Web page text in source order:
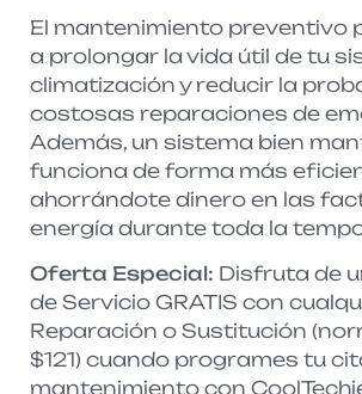
El mantenimiento preventivo
a prolongar la vida útil de tu
climatización y reducir la
costosas reparaciones de
Además, un sistema bien
funciona de forma más
ahorrándote dinero en las
energía durante toda la
Oferta Especial: Disfruta de
de Servicio GRATIS con
Reparación o Sustitución
$121) cuando programes tu
mantenimiento con